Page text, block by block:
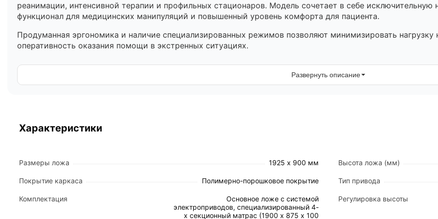
реанимации, интенсивной терапии и профильных стационаров. Модель сочетает в себе
функционал для медицинских манипуляций и повышенный уровень комфорта для пациента.
Продуманная эргономика и наличие специализированных режимов позволяют минимизировать
оперативность оказания помощи в экстренных ситуациях.
Конструкция и инновационные материалы
Основание кровати выполнено из стальных профильных труб, защищенных долговечным полимерно-
Рентгенопрозрачное ложе:
рентгенологические исследования без перемещения пациента.
Каркас оснащен 4 технологическими отверстиями для установки
Интеллектуальная система управления и безопасность
Кровать оснащена четырьмя автономными боковыми ограждениями с откидным механизмом на газовых
фиксация в верхнем положении предотвращают риск травматизации пациента.
Развернуть описание
Характеристики
Размеры ложа 1925 х 900 мм Высота ложа (мм)
Покрытие каркаса Полимерно-порошковое покрытие Тип привода
Комплектация
Основное ложе с системой
электроприводов, специализированный 4-
х секционный матрас (1900 х 875 х 100
Регулировка высоты